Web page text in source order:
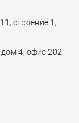
строение 1,
4, офис 202